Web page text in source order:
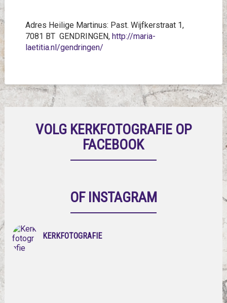
Adres Heilige Martinus: Past. Wijfkerstraat 1,
7081 BT GENDRINGEN, http://maria-
laetitia.nl/gendringen/
VOLG KERKFOTOGRAFIE OP
FACEBOOK
OF INSTAGRAM
KERKFOTOGRAFIE